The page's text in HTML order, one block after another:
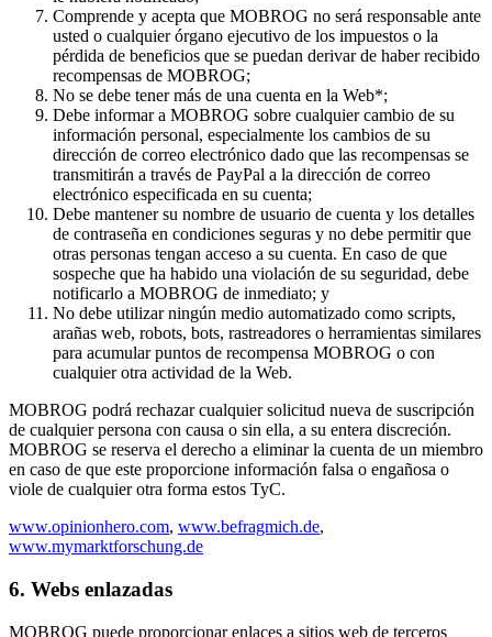
Comprende y acepta que MOBROG no será responsable ante
usted o cualquier órgano ejecutivo de los impuestos o la
pérdida de beneficios que se puedan derivar de haber recibido
recompensas de MOBROG;
No se debe tener más de una cuenta en la Web*;
Debe informar a MOBROG sobre cualquier cambio de su
información personal, especialmente los cambios de su
dirección de correo electrónico dado que las recompensas se
transmitirán a través de PayPal a la dirección de correo
electrónico especificada en su cuenta;
Debe mantener su nombre de usuario de cuenta y los detalles
de contraseña en condiciones seguras y no debe permitir que
otras personas tengan acceso a su cuenta. En caso de que
sospeche que ha habido una violación de su seguridad, debe
notificarlo a MOBROG de inmediato; y
No debe utilizar ningún medio automatizado como scripts,
arañas web, robots, bots, rastreadores o herramientas similares
para acumular puntos de recompensa MOBROG o con
cualquier otra actividad de la Web.
MOBROG podrá rechazar cualquier solicitud nueva de suscripción
de cualquier persona con causa o sin ella, a su entera discreción.
MOBROG se reserva el derecho a eliminar la cuenta de un miembro
en caso de que este proporcione información falsa o engañosa o
viole de cualquier otra forma estos TyC.
www.opinionhero.com, www.befragmich.de,
www.mymarktforschung.de
6. Webs enlazadas
MOBROG puede proporcionar enlaces a sitios web de terceros